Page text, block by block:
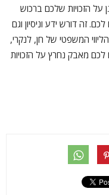
הזכויות שלכם ברכוש
זה דורש ידע וניסיון וגם
המשפטי של חן, לנקרי,
מאבק נחרץ על הזכויות